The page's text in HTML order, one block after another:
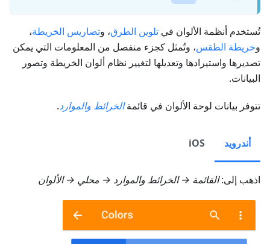
تُستخدم أنظمة الألوان في تلوين الطرق، وتضاريس الخريطة،
وخريطة الطقس، وتُمثل كجزء منفصل من المعلومات التي يمكن
تصديرها واستيرادها وتعديلها لتغيير نظام ألوان الخريطة وتصور
البيانات.
تتوفر بيانات لوحة الألوان في قائمةالخرائط والموارد.
أندرويد iOS
اذهب إلى:القائمة → الخرائط والموارد → محلي → الألوان